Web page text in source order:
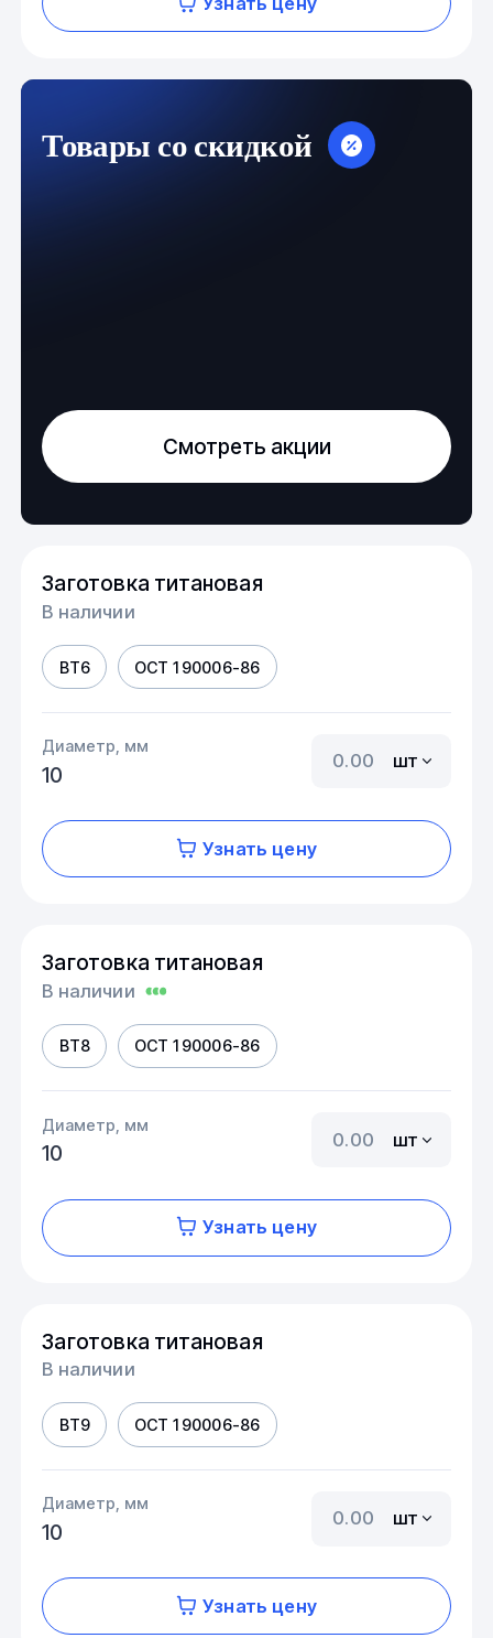
Товары со скидкой
Смотреть акции
Заготовка титановая
В наличии
ВТ6 ОСТ 1 90006-86
Диаметр, мм
10
шт
Узнать цену
Заготовка титановая
В наличии
ВТ8 ОСТ 1 90006-86
Диаметр, мм
10
шт
Узнать цену
Заготовка титановая
В наличии
ВТ9 ОСТ 1 90006-86
Диаметр, мм
10
шт
Узнать цену